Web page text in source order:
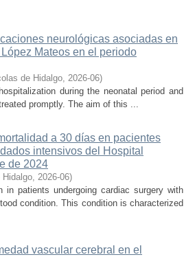
neurológicas asociadas en
Mateos en el periodo
de Hidalgo, 2026-06)
during the neonatal period and
promptly. The aim of this ...
a 30 días en pacientes
intensivos del Hospital
de 2024
, 2026-06)
patients undergoing cardiac surgery with
condition. This condition is characterized
vascular cerebral en el